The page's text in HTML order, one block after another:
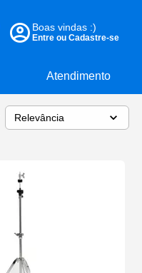
Atendimento
Boas vindas :)
Entre ou Cadastre-se